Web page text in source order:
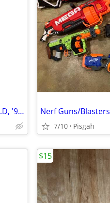
Johnny Lightning's - BRAND NEW, but OLD, '99-'01 TURN-OF-THE-CENTURY Nerf Guns/Blasters
7/10 Pisgah
$15